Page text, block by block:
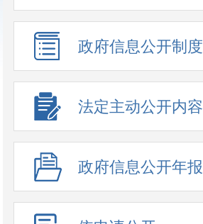
政府信息公开制度
法定主动公开内容
政府信息公开年报